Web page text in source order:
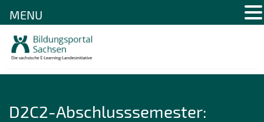
D2C2-Abschlusssemester:
MENU